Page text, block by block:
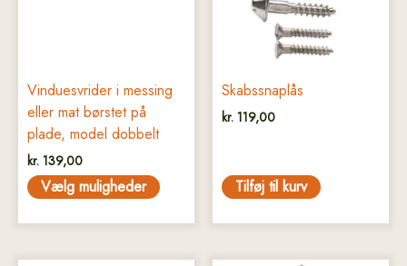
Vinduesvrider i messing
eller mat børstet på
plade, model dobbelt
kr. 139,00
Vælg muligheder
varesiden
Skabssnaplås
kr. 119,00
Tilføj til kurv